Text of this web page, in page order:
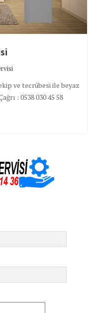
ve tecrübesi ile beyaz
: 0538 030 45 58